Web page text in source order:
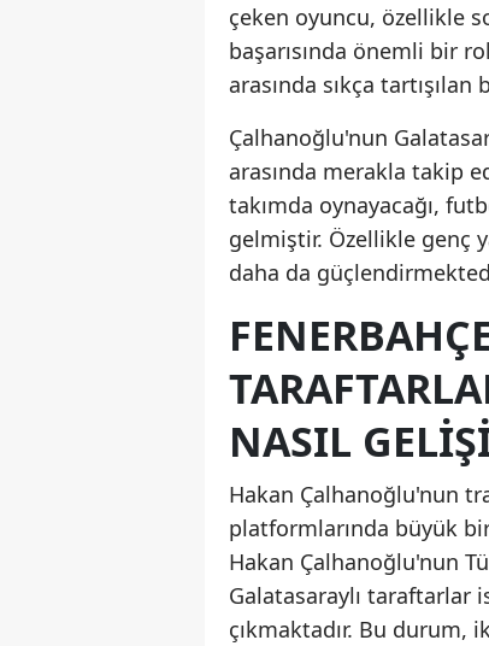
çeken oyuncu, özellikle
başarısında önemli bir
arasında sıkça
Çalhanoğlu'nun
arasında merakla takip
takımda oynayacağı,
gelmiştir. Özellikle genç
daha da
NASIL
Hakan Çalhanoğlu'nun
platformlarında büyük
Hakan Çalhanoğlu'nun
Galatasaraylı taraftarlar
çıkmaktadır. Bu durum,